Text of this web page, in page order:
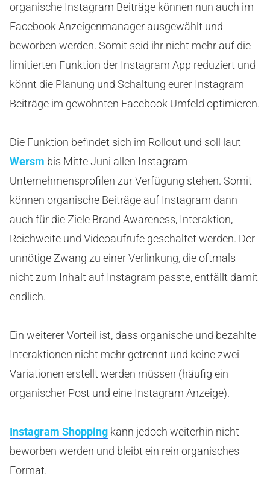
organische Instagram Beiträge können nun auch im
Facebook Anzeigenmanager ausgewählt und
beworben werden. Somit seid ihr nicht mehr auf die
limitierten Funktion der Instagram App reduziert und
könnt die Planung und Schaltung eurer Instagram
Beiträge im gewohnten Facebook Umfeld optimieren.
Die Funktion befindet sich im Rollout und soll laut
Wersm bis Mitte Juni allen Instagram
Unternehmensprofilen zur Verfügung stehen. Somit
können organische Beiträge auf Instagram dann
auch für die Ziele Brand Awareness, Interaktion,
Reichweite und Videoaufrufe geschaltet werden. Der
unnötige Zwang zu einer Verlinkung, die oftmals
nicht zum Inhalt auf Instagram passte, entfällt damit
endlich.
Ein weiterer Vorteil ist, dass organische und bezahlte
Interaktionen nicht mehr getrennt und keine zwei
Variationen erstellt werden müssen (häufig ein
organischer Post und eine Instagram Anzeige).
Instagram Shopping kann jedoch weiterhin nicht
beworben werden und bleibt ein rein organisches
Format.